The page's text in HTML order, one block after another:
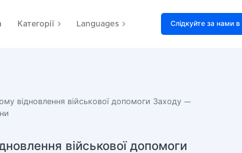
Категорії Languages Слідкуйте за нами
відновлення військової допомоги Заходу —
військової допомоги